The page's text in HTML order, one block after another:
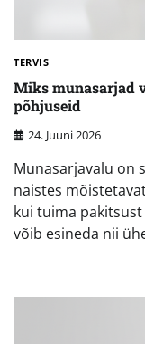
TERVIS
Miks munasarjad
põhjuseid
24. Juuni 2026
Munasarjavalu on
naistes
kui tuima
võib esineda nii